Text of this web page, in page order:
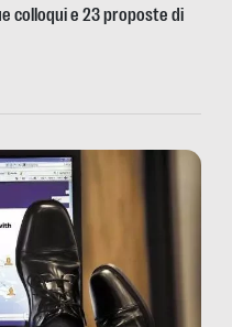
colloqui e 23 proposte di